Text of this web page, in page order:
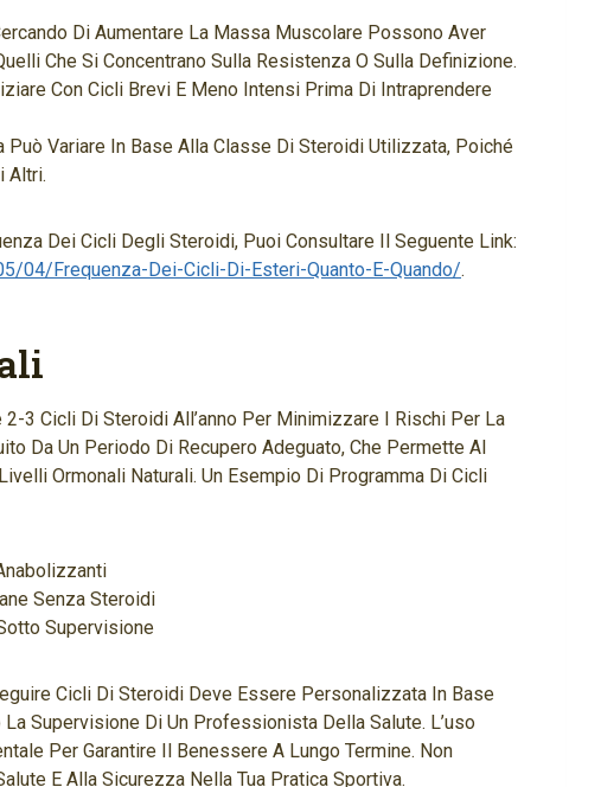
Di Aumentare La Massa Muscolare Possono Aver
Che Si Concentrano Sulla Resistenza O Sulla Definizione.
Con Cicli Brevi E Meno Intensi Prima Di Intraprendere
Può Variare In Base Alla Classe Di Steroidi Utilizzata, Poiché
Altri.
Dei Cicli Degli Steroidi, Puoi Consultare Il Seguente Link:
04/frequenza-Dei-Cicli-Di-Esteri-Quanto-E-Quando/.
2-3 Cicli Di Steroidi All’anno Per Minimizzare I Rischi Per La
Da Un Periodo Di Recupero Adeguato, Che Permette Al
Ormonali Naturali. Un Esempio Di Programma Di Cicli
Senza Steroidi
Supervisione
Cicli Di Steroidi Deve Essere Personalizzata In Base
Supervisione Di Un Professionista Della Salute. L’uso
Per Garantire Il Benessere A Lungo Termine. Non
E Alla Sicurezza Nella Tua Pratica Sportiva.